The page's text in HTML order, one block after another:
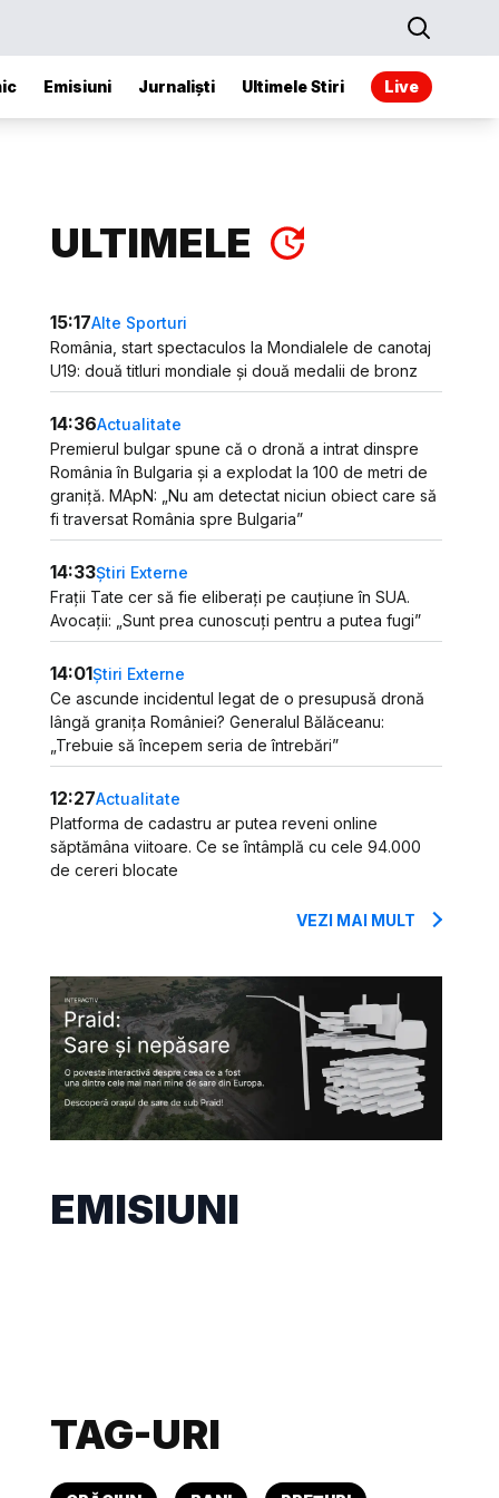
Emisiuni Jurnaliști Ultimele Stiri Live
ULTIMELE
15:17Alte Sporturi
România, start spectaculos la Mondialele de canotaj
U19: două titluri mondiale și două medalii de bronz
14:36Actualitate
Premierul bulgar spune că o dronă a intrat dinspre
România în Bulgaria și a explodat la 100 de metri de
graniță. MApN: „Nu am detectat niciun obiect care să
fi traversat România spre Bulgaria”
14:33Știri Externe
Frații Tate cer să fie eliberați pe cauțiune în SUA.
Avocații: „Sunt prea cunoscuți pentru a putea fugi”
14:01Știri Externe
Ce ascunde incidentul legat de o presupusă dronă
lângă granița României? Generalul Bălăceanu:
„Trebuie să începem seria de întrebări”
12:27Actualitate
Platforma de cadastru ar putea reveni online
săptămâna viitoare. Ce se întâmplă cu cele 94.000
de cereri blocate
VEZI MAI MULT
EMISIUNI
TAG-URI